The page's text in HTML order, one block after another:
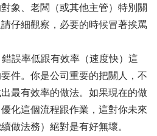
象、老闆（或其他主管）特別關
仔細觀察，必要的時候冒著挨罵
誤率低跟有效率（速度快）這
件。你是公司重要的把關人，不
最有效率的做法。如果現在的做
化這個流程跟作業，這對你未來
做法務）絕對是有好無壞。